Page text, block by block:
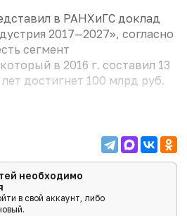
в РАНХиГС доклад
2017—2027», согласно
сегмент
в 2016 г. составил 13
достигнет 100 млрд руб.
необходимо
в свой аккаунт, либо